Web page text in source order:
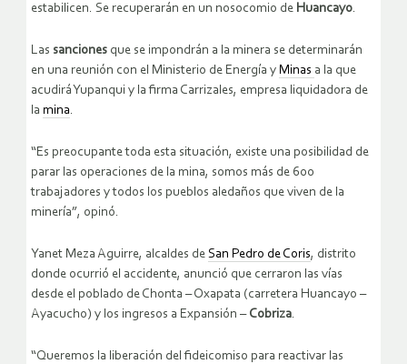
estabilicen. Se recuperarán en un nosocomio de Huancayo.
Las sanciones que se impondrán a la minera se determinarán
en una reunión con el Ministerio de Energía y Minas a la que
acudirá Yupanqui y la firma Carrizales, empresa liquidadora de
la mina.
“Es preocupante toda esta situación, existe una posibilidad de
parar las operaciones de la mina, somos más de 600
trabajadores y todos los pueblos aledaños que viven de la
minería”, opinó.
Yanet Meza Aguirre, alcaldes de San Pedro de Coris, distrito
donde ocurrió el accidente, anunció que cerraron las vías
desde el poblado de Chonta – Oxapata (carretera Huancayo –
Ayacucho) y los ingresos a Expansión – Cobriza.
“Queremos la liberación del fideicomiso para reactivar las